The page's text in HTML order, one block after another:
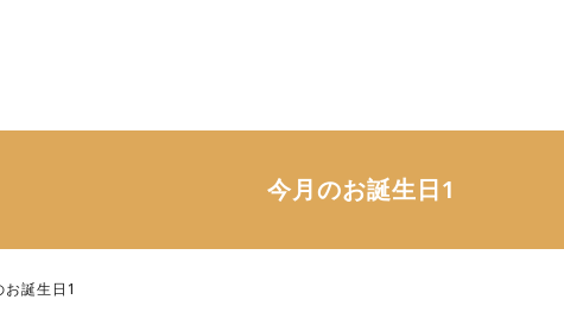
今月のお誕生日1
お誕生日1